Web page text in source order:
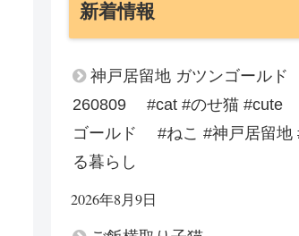
新着情報
神戸居留地 ガツンゴールド
260809 #cat #のせ猫 #cute
ゴールド #ねこ #神戸居留地
る暮らし
2026年8月9日